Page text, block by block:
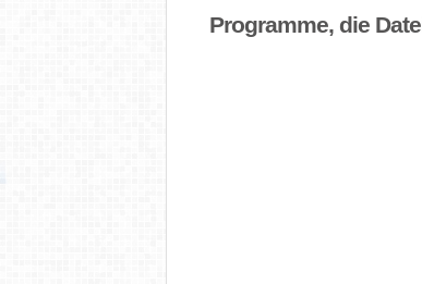
Programme, die